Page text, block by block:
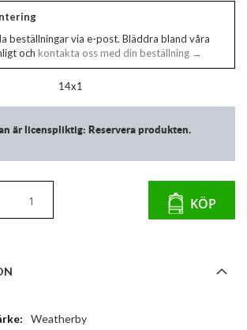
beställningar via e-post. Bläddra bland våra
och kontakta oss med din beställning →
14x1
är licenspliktig: Reservera produkten.
KÖP
Weatherby